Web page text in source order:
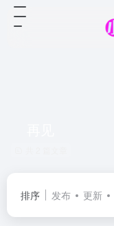
排序 发布 更新